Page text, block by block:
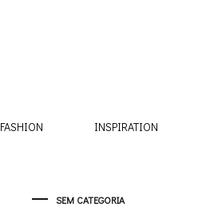
FASHION INSPIRATION
SEM CATEGORIA